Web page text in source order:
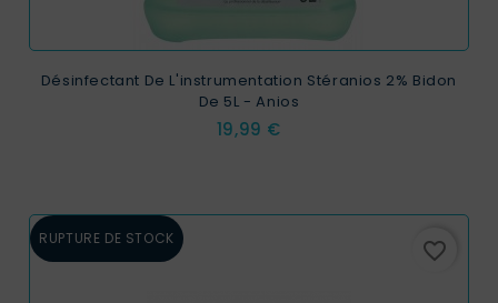
Désinfectant De L'instrumentation Stéranios 2% Bidon
De 5L - Anios
Prix
19,99 €
RUPTURE DE STOCK favorite_border